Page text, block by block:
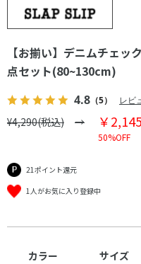
【お揃い】デニムチェ
点セット(80~130cm)
4.8 （5） レビ
¥4,290(税込) ￥2,145
50%OFF
21ポイント還元
1人がお気に入り登録中
カラー サイズ